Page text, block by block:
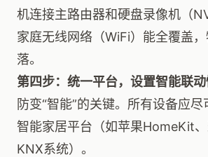
机连接主路由器和硬盘录像机（
家庭无线网络（WiFi）能全覆盖
落。
第四步：统一平台，设置智能联
防变“智能”的关键。所有设备应
智能家居平台（如苹果HomeKit
KNX系统）。